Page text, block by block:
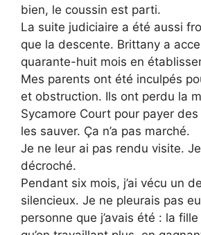
bien, le coussin est parti.
La suite judiciaire a été aussi
que la descente. Brittany a
quarante-huit mois en
Mes parents ont été inculpés
et obstruction. Ils ont perdu la
Sycamore Court pour payer
les sauver. Ça n’a pas marché.
Je ne leur ai pas rendu visite. Je
décroché.
Pendant six mois, j’ai vécu un
silencieux. Je ne pleurais pas
personne que j’avais été : la